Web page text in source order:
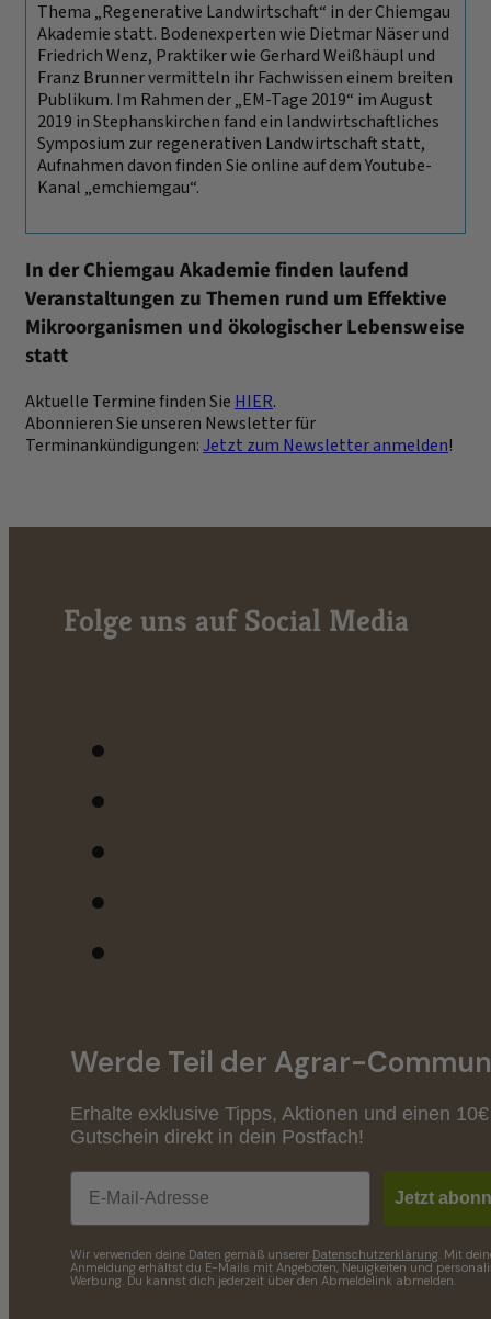
Thema „Regenerative Landwirtschaft“ in der Chiemgau
Akademie statt. Bodenexperten wie Dietmar Näser und
Friedrich Wenz, Praktiker wie Gerhard Weißhäupl und
Franz Brunner vermitteln ihr Fachwissen einem breiten
Publikum. Im Rahmen der „EM-Tage 2019“ im August
2019 in Stephanskirchen fand ein landwirtschaftliches
Symposium zur regenerativen Landwirtschaft statt,
Aufnahmen davon finden Sie online auf dem Youtube-
Kanal „emchiemgau“.
In der Chiemgau Akademie finden laufend
Veranstaltungen zu Themen rund um Effektive
Mikroorganismen und ökologischer Lebensweise
statt
Aktuelle Termine finden Sie HIER.
Abonnieren Sie unseren Newsletter für
Terminankündigungen:Jetzt zum Newsletter anmelden!
Folge uns auf Social Media
Werde Teil der Agrar-
Erhalte exklusive Tipps, Aktionen und einen 10€
Gutschein direkt in dein Postfach!
Email
Jetzt
Wir verwenden deine Daten gemäß unserer Datenschutzerklärung. Mit
Anmeldung erhältst du E-Mails mit Angeboten, Neuigkeiten und
Werbung. Du kannst dich jederzeit über den Abmeldelink abmelden.